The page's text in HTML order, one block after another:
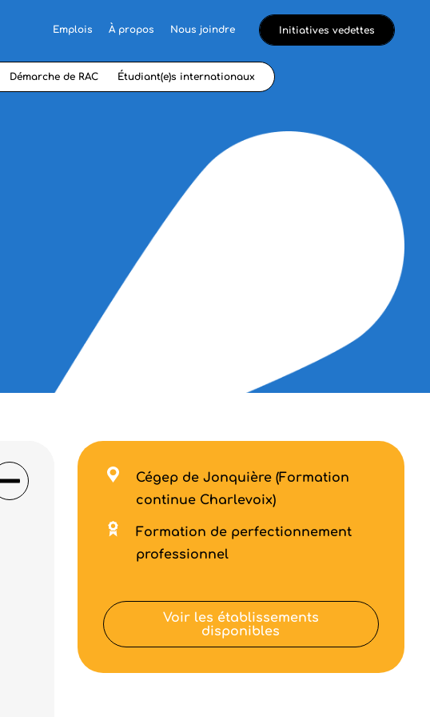
Emplois À propos Nous joindre Initiatives vedettes
Démarche de RAC Étudiant(e)s internationaux
Cégep de Jonquière (Formation
continue Charlevoix)
Formation de perfectionnement
professionnel
Voir les établissements
disponibles